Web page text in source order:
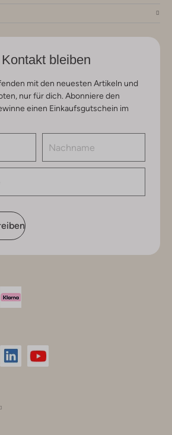
bleiben
mit den neuesten Artikeln und
nur für dich. Abonniere den
einen Einkaufsgutschein im